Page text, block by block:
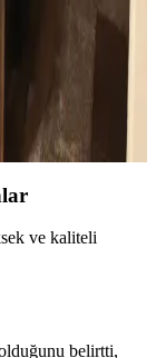
Denge ve
ve dekorasyon
görsel olarak
ve kaliteli
belirtti,